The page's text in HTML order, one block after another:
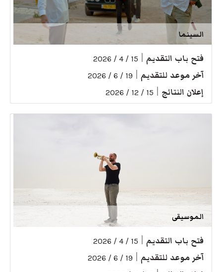
السينما
فتح باب التقديم 15 / 4 / 2026
آخر موعد للتقديم 19 / 6 / 2026
إعلان النتائج 15 / 12 / 2026
الموسيقى
فتح باب التقديم 15 / 4 / 2026
آخر موعد للتقديم 19 / 6 / 2026